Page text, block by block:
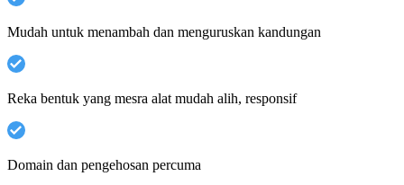
Mudah untuk menambah dan menguruskan kandungan
Reka bentuk yang mesra alat mudah alih, responsif
Domain dan pengehosan percuma